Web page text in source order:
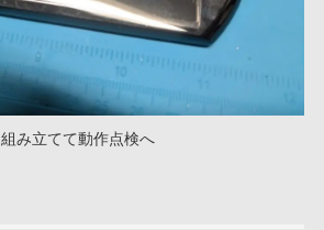
組み立てて動作点検へ